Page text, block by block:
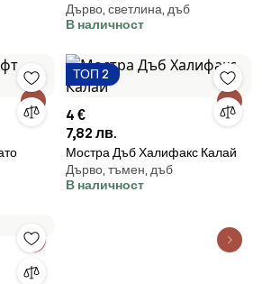
Дърво, светлина, дъб
В наличност
ТОП 2
4 €
7,82 лв.
Мостра Дъб Халифакс Калай
Дърво, тъмен, дъб
В наличност